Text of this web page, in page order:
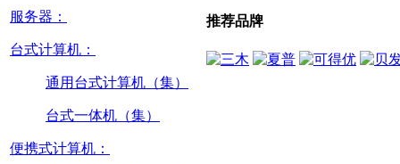
服务器：
台式计算机：
通用台式计算机（集）
台式一体机（集）
便携式计算机：
推荐品牌